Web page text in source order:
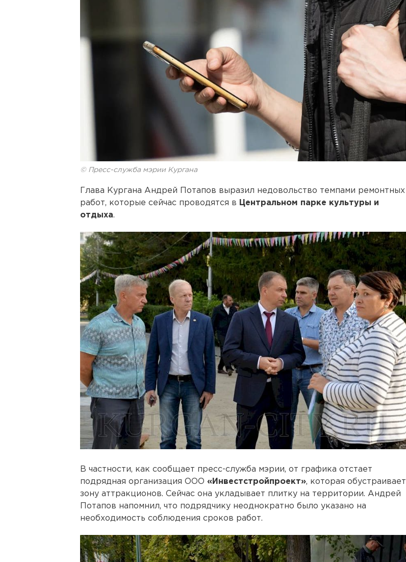
© Пресс-служба мэрии Кургана
Глава Кургана Андрей Потапов выразил недовольство темпами ремонтных
работ, которые сейчас проводятся в Центральном парке культуры и
отдыха.
В частности, как сообщает пресс-служба мэрии, от графика отстает
подрядная организация ООО «Инвестстройпроект», которая обустраивает
зону аттракционов. Сейчас она укладывает плитку на территории. Андрей
Потапов напомнил, что подрядчику неоднократно было указано на
необходимость соблюдения сроков работ.